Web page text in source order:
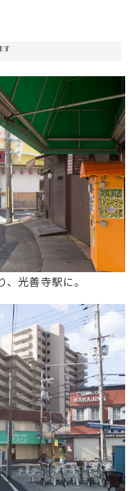
す
光善寺駅に。